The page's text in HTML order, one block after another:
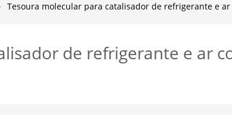
Tesoura molecular para catalisador de refrigerante e
de refrigerante e ar